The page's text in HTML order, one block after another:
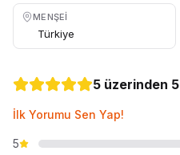
MENŞEI
Türkiye
5 üzerinden 5
İlk Yorumu Sen Yap!
5